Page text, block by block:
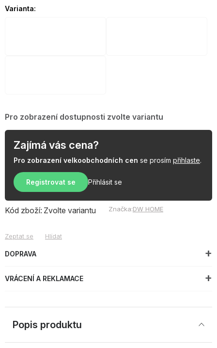
Varianta:
Pro zobrazení dostupnosti zvolte variantu
Zajímá vás cena?
Pro zobrazení velkoobchodních cen se prosím přihlaste.
Registrovat se Přihlásit se
Kód zboží: Zvolte variantu Značka:DW HOME
Zeptat se Hlídat
DOPRAVA
VRÁCENÍ A REKLAMACE
Popis produktu